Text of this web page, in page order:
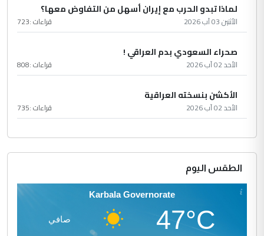
لماذا تبدو الحرب مع إيران أسهل من التفاوض معها؟
الأثنين 03 آب 2026 قراءات :723
صحراء السعودي بدم العراقي !
الأحد 02 آب 2026 قراءات :808
الأكشن بنسخته العراقية
الأحد 02 آب 2026 قراءات :735
الطقس اليوم
Karbala Governorate
47°C صافي